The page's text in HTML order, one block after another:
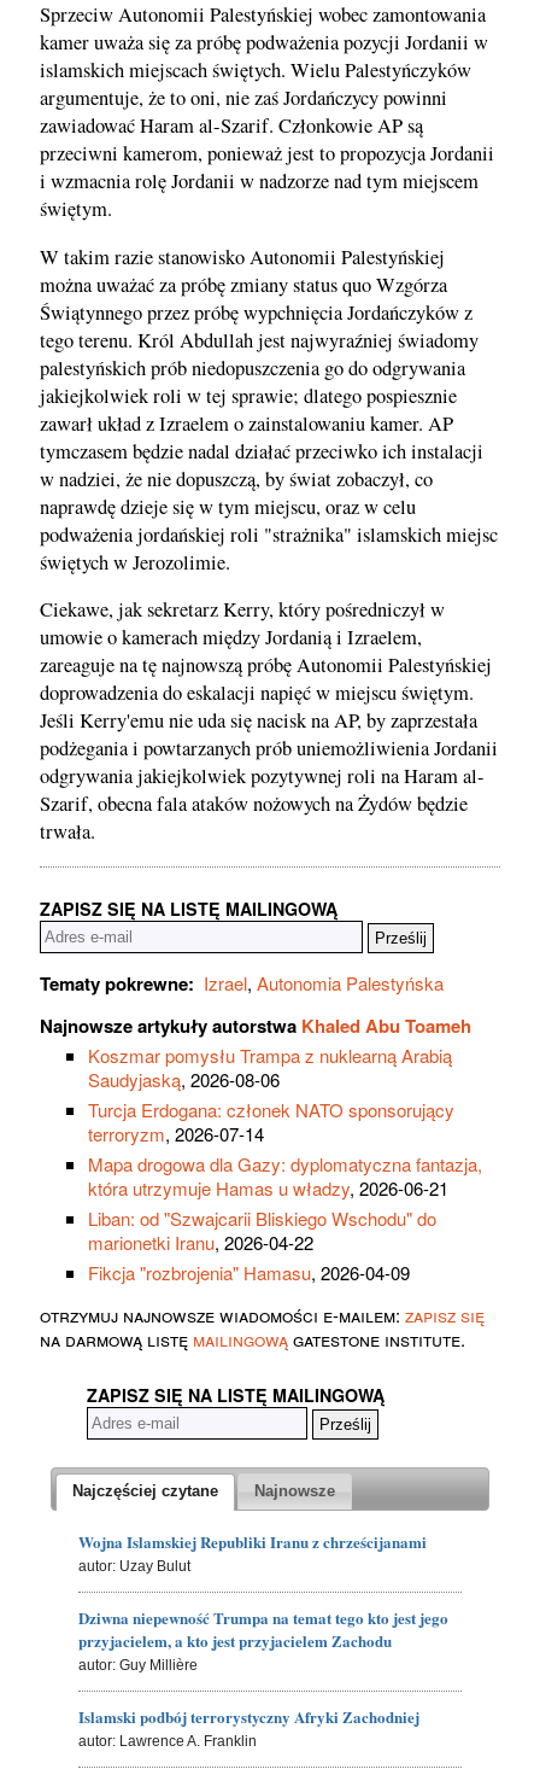
Sprzeciw Autonomii Palestyńskiej wobec zamontowania
kamer uważa się za próbę podważenia pozycji Jordanii w
islamskich miejscach świętych. Wielu Palestyńczyków
argumentuje, że to oni, nie zaś Jordańczycy powinni
zawiadować Haram al-Szarif. Członkowie AP są
przeciwni kamerom, ponieważ jest to propozycja Jordanii
i wzmacnia rolę Jordanii w nadzorze nad tym miejscem
świętym.
W takim razie stanowisko Autonomii Palestyńskiej
można uważać za próbę zmiany status quo Wzgórza
Świątynnego przez próbę wypchnięcia Jordańczyków z
tego terenu. Król Abdullah jest najwyraźniej świadomy
palestyńskich prób niedopuszczenia go do odgrywania
jakiejkolwiek roli w tej sprawie; dlatego pospiesznie
zawarł układ z Izraelem o zainstalowaniu kamer. AP
tymczasem będzie nadal działać przeciwko ich instalacji
w nadziei, że nie dopuszczą, by świat zobaczył, co
naprawdę dzieje się w tym miejscu, oraz w celu
podważenia jordańskiej roli "strażnika" islamskich miejsc
świętych w Jerozolimie.
Ciekawe, jak sekretarz Kerry, który pośredniczył w
umowie o kamerach między Jordanią i Izraelem,
zareaguje na tę najnowszą próbę Autonomii Palestyńskiej
doprowadzenia do eskalacji napięć w miejscu świętym.
Jeśli Kerry'emu nie uda się nacisk na AP, by zaprzestała
podżegania i powtarzanych prób uniemożliwienia Jordanii
odgrywania jakiejkolwiek pozytywnej roli na Haram al-
Szarif, obecna fala ataków nożowych na Żydów będzie
trwała.
ZAPISZ SIĘ NA LISTĘ MAILINGOWĄ
Tematy pokrewne: Izrael, Autonomia Palestyńska
Najnowsze artykuły autorstwa Khaled Abu Toameh
Koszmar pomysłu Trampa z nuklearną Arabią
Saudyjaską, 2026-08-06
Turcja Erdogana: członek NATO sponsorujący
terroryzm, 2026-07-14
Mapa drogowa dla Gazy: dyplomatyczna fantazja,
która utrzymuje Hamas u władzy, 2026-06-21
Liban: od "Szwajcarii Bliskiego Wschodu" do
marionetki Iranu, 2026-04-22
Fikcja "rozbrojenia" Hamasu, 2026-04-09
otrzymuj najnowsze wiadomości e-mailem: zapisz się
na darmową listę mailingowągatestone institute.
ZAPISZ SIĘ NA LISTĘ MAILINGOWĄ
Najczęściej czytane Najnowsze
Wojna Islamskiej Republiki Iranu z chrześcijanami
autor: Uzay Bulut
Dziwna niepewność Trumpa na temat tego kto jest jego
przyjacielem, a kto jest przyjacielem Zachodu
autor: Guy Millière
Islamski podbój terrorystyczny Afryki Zachodniej
autor: Lawrence A. Franklin